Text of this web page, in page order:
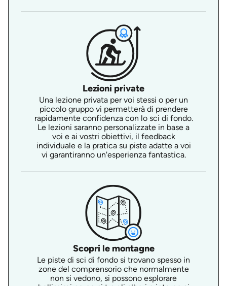
Lezioni private
Una lezione privata per voi stessi o per un
piccolo gruppo vi permetterà di prendere
rapidamente confidenza con lo sci di fondo.
Le lezioni saranno personalizzate in base a
voi e ai vostri obiettivi, il feedback
individuale e la pratica su piste adatte a voi
vi garantiranno un'esperienza fantastica.
Scopri le montagne
Le piste di sci di fondo si trovano spesso in
zone del comprensorio che normalmente
non si vedono, si possono esplorare